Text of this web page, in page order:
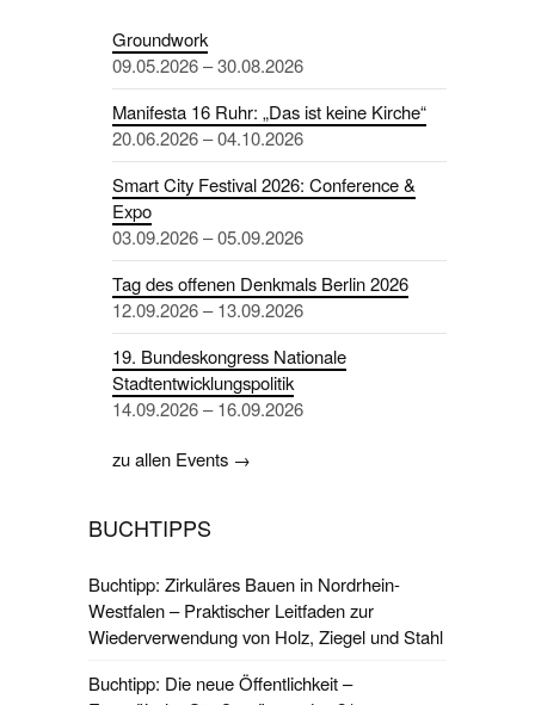
Groundwork
09.05.2026 – 30.08.2026
Manifesta 16 Ruhr: „Das ist keine Kirche“
20.06.2026 – 04.10.2026
Smart City Festival 2026: Conference &
Expo
03.09.2026 – 05.09.2026
Tag des offenen Denkmals Berlin 2026
12.09.2026 – 13.09.2026
19. Bundeskongress Nationale
Stadtentwicklungspolitik
14.09.2026 – 16.09.2026
zu allen Events →
BUCHTIPPS
Buchtipp: Zirkuläres Bauen in Nordrhein-
Westfalen – Praktischer Leitfaden zur
Wiederverwendung von Holz, Ziegel und Stahl
Buchtipp: Die neue Öffentlichkeit –